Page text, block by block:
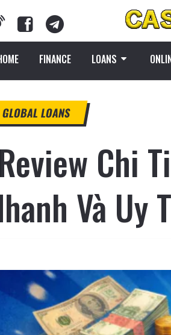
FINANCE LOANS
GLOBAL LOANS
Chi
Và Uy